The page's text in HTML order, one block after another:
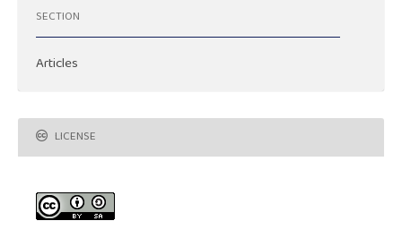
SECTION
Articles
LICENSE